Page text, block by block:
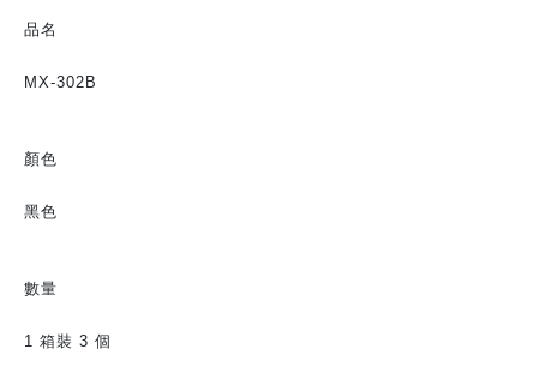
品名
MX-302B
顏色
黑色
數量
1 箱裝 3 個